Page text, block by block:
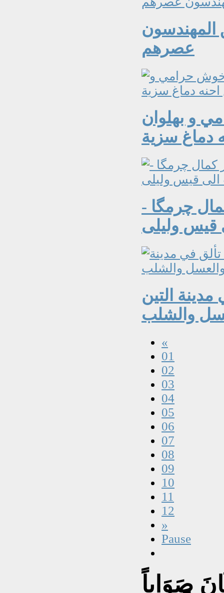
المهندسون
عصرهم
و بهلوان
چرمگا -
قيس وليلى
التين
«
01
02
03
04
05
06
07
08
09
10
11
12
»
Pause
صَوَاباً